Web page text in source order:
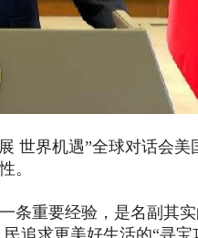
世界机遇”全球对话会美
。
条重要经验，是名副其
追求更美好生活的“寻